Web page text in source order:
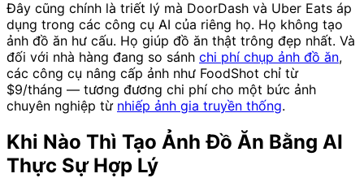
Đây cũng chính là triết lý mà DoorDash và Uber Eats áp
dụng trong các công cụ AI của riêng họ. Họ không tạo
ảnh đồ ăn hư cấu. Họ giúp đồ ăn thật trông đẹp nhất. Và
đối với nhà hàng đang so sánh chi phí chụp ảnh đồ ăn,
các công cụ nâng cấp ảnh như FoodShot chỉ từ
$9/tháng — tương đương chi phí cho một bức ảnh
chuyên nghiệp từ nhiếp ảnh gia truyền thống.
Khi Nào Thì Tạo Ảnh Đồ Ăn Bằng AI
Thực Sự Hợp Lý